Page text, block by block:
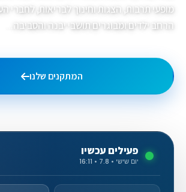
מופעי תרבות, הצגות וחינוך לבריאות, לחברי
הרחב ילדים ומבוגרים תושבי יבנה והסביבה...
המתקנים שלנו
פעילים עכשיו
יום שישי • 7.8 • 16:11